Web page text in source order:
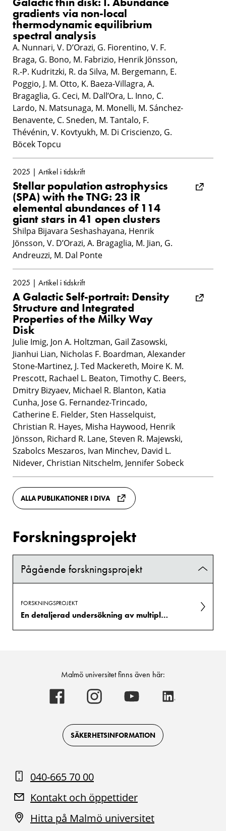
gradients via non-local
thermodynamic equilibrium
spectral analysis
A. Nunnari, V. D’Orazi, G. Fiorentino, V. F.
Braga, G. Bono, M. Fabrizio, Henrik Jönsson,
R.-P. Kudritzki, R. da Silva, M. Bergemann, E.
Poggio, J. M. Otto, K. Baeza-Villagra, A.
Bragaglia, G. Ceci, M. Dall’Ora, L. Inno, C.
Lardo, N. Matsunaga, M. Monelli, M. Sánchez-
Benavente, C. Sneden, M. Tantalo, F.
Thévénin, V. Kovtyukh, M. Di Criscienzo, G.
Böcek Topcu
2025 | Artikel i tidskrift
Stellar population astrophysics
(SPA) with the TNG: 23 IR
elemental abundances of 114
giant stars in 41 open clusters
Shilpa Bijavara Seshashayana, Henrik
Jönsson, V. D’Orazi, A. Bragaglia, M. Jian, G.
Andreuzzi, M. Dal Ponte
2025 | Artikel i tidskrift
A Galactic Self-portrait: Density
Structure and Integrated
Properties of the Milky Way
Disk
Julie Imig, Jon A. Holtzman, Gail Zasowski,
Jianhui Lian, Nicholas F. Boardman, Alexander
Stone-Martinez, J. Ted Mackereth, Moire K. M.
Prescott, Rachael L. Beaton, Timothy C. Beers,
Dmitry Bizyaev, Michael R. Blanton, Katia
Cunha, Jose G. Fernandez-Trincado,
Catherine E. Fielder, Sten Hasselquist,
Christian R. Hayes, Misha Haywood, Henrik
Jönsson, Richard R. Lane, Steven R. Majewski,
Szabolcs Meszaros, Ivan Minchev, David L.
Nidever, Christian Nitschelm, Jennifer Sobeck
ALLA PUBLIKATIONER I DIVA
Forskningsprojekt
Pågående forskningsprojekt
FORSKNINGSPROJEKT
En detaljerad undersökning av multipla populationer i Vintergatans klotformiga stjärnhopar
Malmö universitet finns även här:
Malmö
universitet
on
Facebook
Malmö
universitet
on
Instagram
Malmö
universitet
on
Youtube
SÄKERHETSINFORMATION
040-665 70 00
Kontakt och öppettider
Hitta på Malmö universitet